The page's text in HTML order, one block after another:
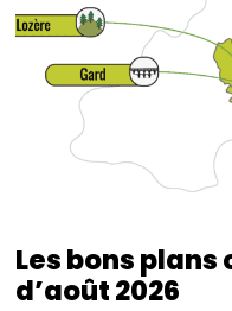
Les bons
d’août 2026